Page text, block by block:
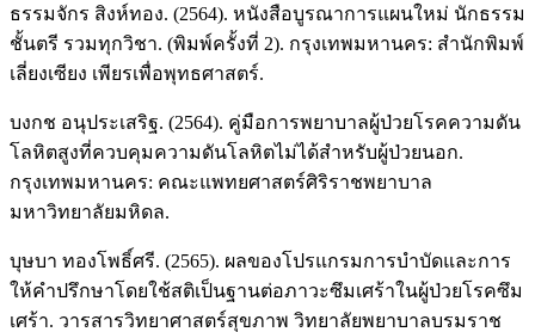
ธรรมจักร สิงห์ทอง. (2564). หนังสือบูรณาการแผนใหม่ นักธรรม
ชั้นตรี รวมทุกวิชา. (พิมพ์ครั้งที่ 2). กรุงเทพมหานคร: สำนักพิมพ์
เลี่ยงเซียง เพียรเพื่อพุทธศาสตร์.
บงกช อนุประเสริฐ. (2564). คู่มือการพยาบาลผู้ป่วยโรคความดัน
โลหิตสูงที่ควบคุมความดันโลหิตไม่ได้สำหรับผู้ป่วยนอก.
กรุงเทพมหานคร: คณะแพทยศาสตร์ศิริราชพยาบาล
มหาวิทยาลัยมหิดล.
บุษบา ทองโพธิ์ศรี. (2565). ผลของโปรแกรมการบำบัดและการ
ให้คำปรึกษาโดยใช้สติเป็นฐานต่อภาวะซึมเศร้าในผู้ป่วยโรคซึม
เศร้า. วารสารวิทยาศาสตร์สุขภาพ วิทยาลัยพยาบาลบรมราช